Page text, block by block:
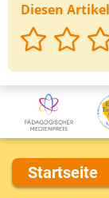
Diesen
Startseite